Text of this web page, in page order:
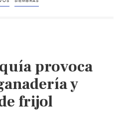
por
bajo
nivel
provoca
y
frijol